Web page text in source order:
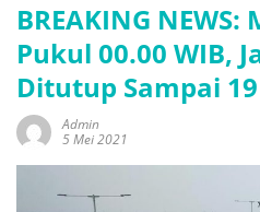
BREAKING
Pukul 00.00 WIB,
Ditutup Sampai
Admin
5 Mei 2021